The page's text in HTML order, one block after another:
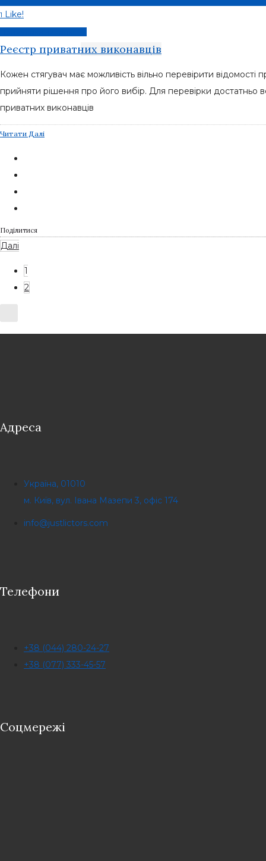
1 Like!
Реєстр приватних виконавців
Кожен стягувач має можливість вільно перевірити
прийняти рішення про його вибір. Для перевірки достатньо
приватних виконавців
Читати Далі
Поділитися
Далі
1
2
Адреса
Україна, 01010
м. Київ, вул. Івана Мазепи 3, офіс 174
info@justlictors.com
Телефони
+38 (044) 280-24-27
+38 (077) 333-45-57
Соцмережі